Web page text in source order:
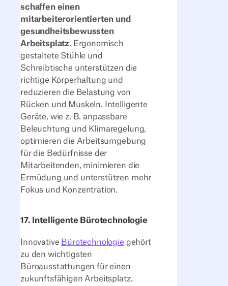
schaffen einen
mitarbeiterorientierten und
gesundheitsbewussten
Arbeitsplatz. Ergonomisch
gestaltete Stühle und
Schreibtische unterstützen die
richtige Körperhaltung und
reduzieren die Belastung von
Rücken und Muskeln. Intelligente
Geräte, wie z. B. anpassbare
Beleuchtung und Klimaregelung,
optimieren die Arbeitsumgebung
für die Bedürfnisse der
Mitarbeitenden, minimieren die
Ermüdung und unterstützen mehr
Fokus und Konzentration.
17. Intelligente Bürotechnologie
Innovative Bürotechnologie gehört
zu den wichtigsten
Büroausstattungen für einen
zukunftsfähigen Arbeitsplatz.